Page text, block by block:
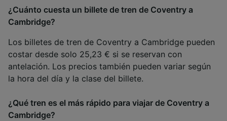
¿Cuánto cuesta un billete de tren de Coventry a
Cambridge?
Los billetes de tren de Coventry a Cambridge pueden
costar desde solo 25,23 € si se reservan con
antelación. Los precios también pueden variar según
la hora del día y la clase del billete.
¿Qué tren es el más rápido para viajar de Coventry a
Cambridge?